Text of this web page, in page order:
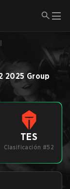
2025 Group
TES
Clasificación #52